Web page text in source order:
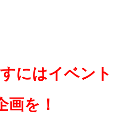
にはイベント
画を！